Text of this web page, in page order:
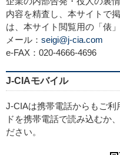
内容を精査し、本サイトで
は、本サイト閲覧用の「俵
メール： seigi@j-cia.com
e-FAX：020-4666-4696
J-CIAモバイル
J-CIAは携帯電話からもご
ドを携帯電話で読み込むか
ださい。